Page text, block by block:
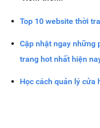
Top 10 website thời
Cập nhật ngay những
trang hot nhất hiện
Học cách quản lý cửa